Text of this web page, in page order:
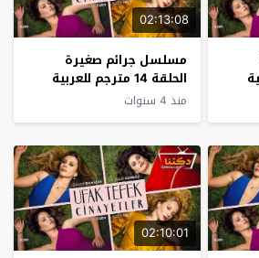
02:13:08
مسلسل جرائم صغيرة
الحلقة 14 مترجم للعربية
منذ 4 سنوات
02:10:01